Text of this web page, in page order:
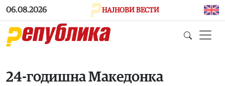
Skip to main content
06.08.2026 НАЈНОВИ ВЕСТИ
24-годишна Македонка